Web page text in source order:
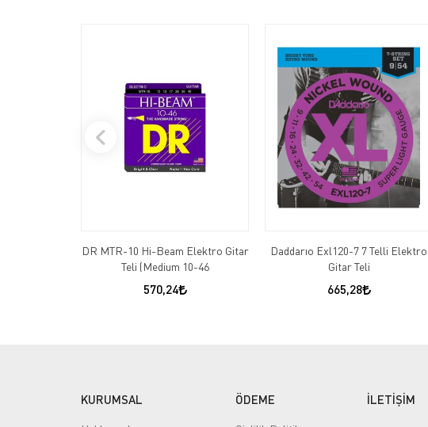
DR MTR-10 Hi-Beam Elektro Gitar
Teli (Medium 10-46
570,24
Daddarıo Exl120-7 7 Telli Elektro
Gitar Teli
665,28
KURUMSAL ÖDEME İLETİŞİM